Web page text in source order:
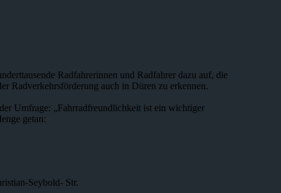
Radfahrerinnen und Radfahrer dazu auf, die
Radverkehrsförderung auch in Düren zu erkennen.
Umfrage: „Fahrradfreundlichkeit ist ein wichtiger
getan:
Seybold- Str.